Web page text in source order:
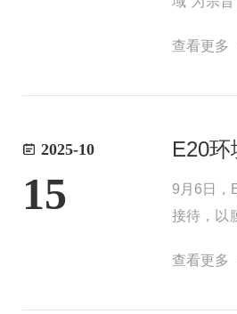
查看更多
2025-10
15
E20
9月6日，
接待，以
国产替...
查看更多